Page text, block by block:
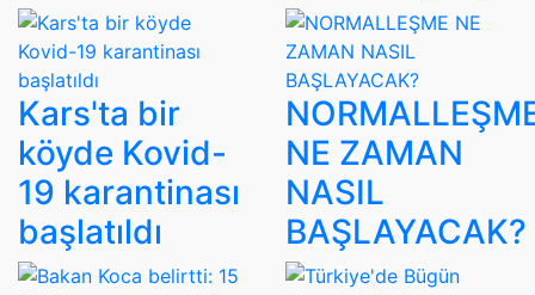
Kars'ta bir
köyde Kovid-
19 karantinası
başlatıldı
NE ZAMAN
NASIL
BAŞLAYACAK?